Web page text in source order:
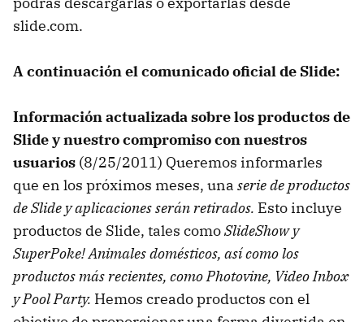
slide.com.
A continuación el comunicado oficial de Slide:
Información actualizada sobre los productos de
Slide y nuestro compromiso con nuestros
usuarios (8/25/2011) Queremos informarles
que en los próximos meses, una serie de productos
de Slide y aplicaciones serán retirados. Esto incluye
productos de Slide, tales comoSlideShow y
SuperPoke! Animales domésticos, así como los
productos más recientes, como Photovine, Video Inbox
y Pool Party. Hemos creado productos con el